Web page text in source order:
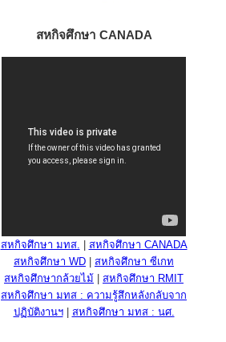
สหกิจศึกษา CANADA
สหกิจศึกษา มทส.
สหกิจศึกษา CANADA
สหกิจศึกษา WD
สหกิจศึกษา ซีเกท
สหกิจศึกษากล้วยไม้
สหกิจศึกษา RMIT
สหกิจศึกษา มทส : ความรู้สึกหลังกลับจาก
ปฏิบัติงานฯ| สหกิจศึกษา มทส : นศ.